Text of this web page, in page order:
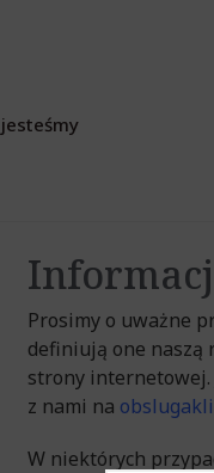
Prosimy o uważne
definiują one naszą
strony internetowej.
z nami na
W niektórych